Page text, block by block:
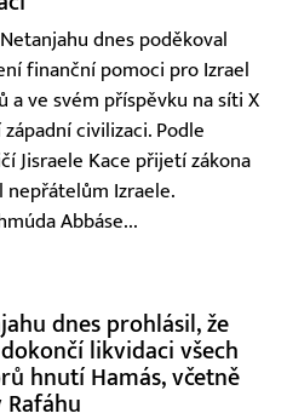
dnes poděkoval
finanční pomoci pro Izrael
a ve svém příspěvku na síti X
civilizaci. Podle
Jisraele Kace přijetí zákona
nepřátelům Izraele.
Abbáse...
dnes prohlásil, že
likvidaci všech
hnutí Hamás, včetně
Rafáhu